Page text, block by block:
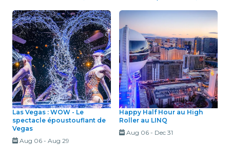
Las Vegas : WOW - Le
spectacle époustouflant de
Vegas
Aug 06- Aug 29
Happy Half Hour au High
Roller au LINQ
Aug 06- Dec 31